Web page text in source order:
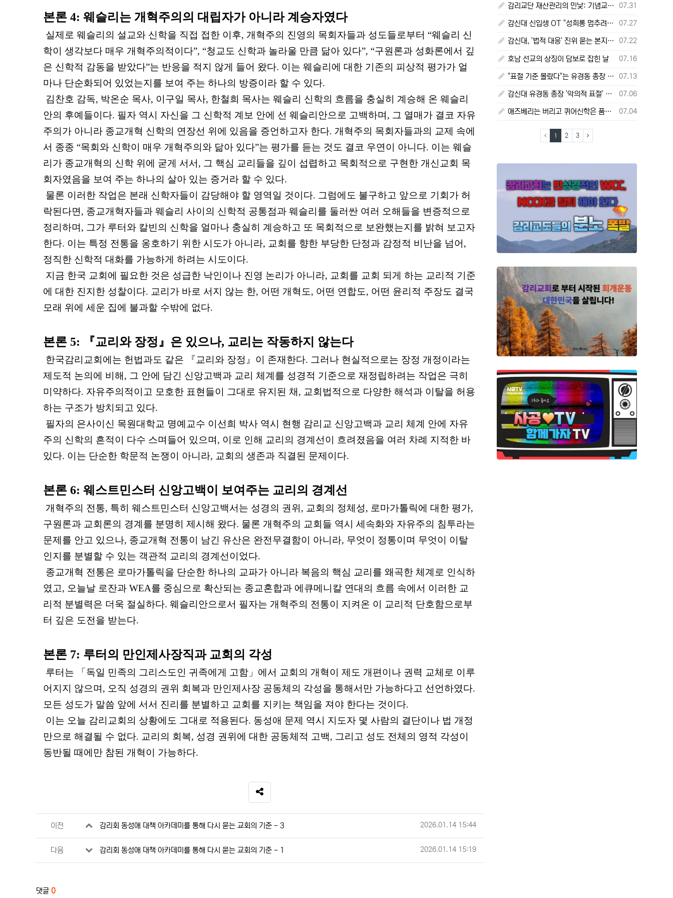
본론 4: 웨슬리는 개혁주의의 대립자가 아니라 계승자였다
실제로 웨슬리의 설교와 신학을 직접 접한 이후, 개혁주의 진영의 목회자들과 성도들로부터 “웨슬리 신
학이 생각보다 매우 개혁주의적이다”, “청교도 신학과 놀라울 만큼 닮아 있다”, “구원론과 성화론에서 깊
은 신학적 감동을 받았다”는 반응을 적지 않게 들어 왔다. 이는 웨슬리에 대한 기존의 피상적 평가가 얼
마나 단순화되어 있었는지를 보여 주는 하나의 방증이라 할 수 있다.
김찬호 감독, 박온순 목사, 이구일 목사, 한철희 목사는 웨슬리 신학의 흐름을 충실히 계승해 온 웨슬리
안의 후예들이다. 필자 역시 자신을 그 신학적 계보 안에 선 웨슬리안으로 고백하며, 그 열매가 결코 자유
주의가 아니라 종교개혁 신학의 연장선 위에 있음을 증언하고자 한다. 개혁주의 목회자들과의 교제 속에
서 종종 “목회와 신학이 매우 개혁주의와 닮아 있다”는 평가를 듣는 것도 결코 우연이 아니다. 이는 웨슬
리가 종교개혁의 신학 위에 굳게 서서, 그 핵심 교리들을 깊이 섭렵하고 목회적으로 구현한 개신교회 목
회자였음을 보여 주는 하나의 살아 있는 증거라 할 수 있다.
물론 이러한 작업은 본래 신학자들이 감당해야 할 영역일 것이다. 그럼에도 불구하고 앞으로 기회가 허
락된다면, 종교개혁자들과 웨슬리 사이의 신학적 공통점과 웨슬리를 둘러싼 여러 오해들을 변증적으로
정리하며, 그가 루터와 칼빈의 신학을 얼마나 충실히 계승하고 또 목회적으로 보완했는지를 밝혀 보고자
한다. 이는 특정 전통을 옹호하기 위한 시도가 아니라, 교회를 향한 부당한 단정과 감정적 비난을 넘어,
정직한 신학적 대화를 가능하게 하려는 시도이다.
지금 한국 교회에 필요한 것은 성급한 낙인이나 진영 논리가 아니라, 교회를 교회 되게 하는 교리적 기준
에 대한 진지한 성찰이다. 교리가 바로 서지 않는 한, 어떤 개혁도, 어떤 연합도, 어떤 윤리적 주장도 결국
모래 위에 세운 집에 불과할 수밖에 없다.
본론 5: 『교리와 장정』 은 있으나, 교리는 작동하지 않는다
한국감리교회에는 헌법과도 같은 『 교리와 장정 』 이 존재한다. 그러나 현실적으로는 장정 개정이라는
제도적 논의에 비해, 그 안에 담긴 신앙고백과 교리 체계를 성경적 기준으로 재정립하려는 작업은 극히
미약하다. 자유주의적이고 모호한 표현들이 그대로 유지된 채, 교회법적으로 다양한 해석과 이탈을 허용
하는 구조가 방치되고 있다.
필자의 은사이신 목원대학교 명예교수 이선희 박사 역시 현행 감리교 신앙고백과 교리 체계 안에 자유
주의 신학의 흔적이 다수 스며들어 있으며, 이로 인해 교리의 경계선이 흐려졌음을 여러 차례 지적한 바
있다. 이는 단순한 학문적 논쟁이 아니라, 교회의 생존과 직결된 문제이다.
본론 6: 웨스트민스터 신앙고백이 보여주는 교리의 경계선
개혁주의 전통, 특히 웨스트민스터 신앙고백서는 성경의 권위, 교회의 정체성, 로마가톨릭에 대한 평가,
구원론과 교회론의 경계를 분명히 제시해 왔다. 물론 개혁주의 교회들 역시 세속화와 자유주의 침투라는
문제를 안고 있으나, 종교개혁 전통이 남긴 유산은 완전무결함이 아니라, 무엇이 정통이며 무엇이 이탈
인지를 분별할 수 있는 객관적 교리의 경계선이었다.
종교개혁 전통은 로마가톨릭을 단순한 하나의 교파가 아니라 복음의 핵심 교리를 왜곡한 체계로 인식하
였고, 오늘날 로잔과 WEA를 중심으로 확산되는 종교혼합과 에큐메니칼 연대의 흐름 속에서 이러한 교
리적 분별력은 더욱 절실하다. 웨슬리안으로서 필자는 개혁주의 전통이 지켜온 이 교리적 단호함으로부
터 깊은 도전을 받는다.
본론 7: 루터의 만인제사장직과 교회의 각성
루터는 「독일 민족의 그리스도인 귀족에게 고함 」 에서 교회의 개혁이 제도 개편이나 권력 교체로 이루
어지지 않으며, 오직 성경의 권위 회복과 만인제사장 공동체의 각성을 통해서만 가능하다고 선언하였다.
모든 성도가 말씀 앞에 서서 진리를 분별하고 교회를 지키는 책임을 져야 한다는 것이다.
이는 오늘 감리교회의 상황에도 그대로 적용된다. 동성애 문제 역시 지도자 몇 사람의 결단이나 법 개정
만으로 해결될 수 없다. 교리의 회복, 성경 권위에 대한 공동체적 고백, 그리고 성도 전체의 영적 각성이
동반될 때에만 참된 개혁이 가능하다.
SNS 공유
관련자료
이전 감리회 동성애 대책 아카데미를 통해 다시 묻는 교회의 기준 - 3 작성일
2026.01.14 15:44
다음 감리회 동성애 대책 아카데미를 통해 다시 묻는 교회의 기준 - 1 작성일
2026.01.14 15:19
댓글 0
등록일
07.31
감리교단 재산관리의 민낯: 기념교회의 빚 2편
등록일
07.27
감신대 신입생 OT "성희롱 멈추려면 술 따라주기"
등록일
07.22
감신대, '법적 대응' 진위 묻는 본지 질의에 끝내 '침묵'
등록일
07.16
호남 선교의 상징이 담보로 잡힌 날
등록일
07.13
"표절 기준 몰랐다"는 유경동 총장 주장
등록일
07.06
감신대 유경동 총장 '악의적 표절' 판정 한국연구재단 보고서 전문 전격 공개
등록일
07.04
애즈베리는 버리고 퀴어신학은 품는가?
1 (current)
2 3 (next)